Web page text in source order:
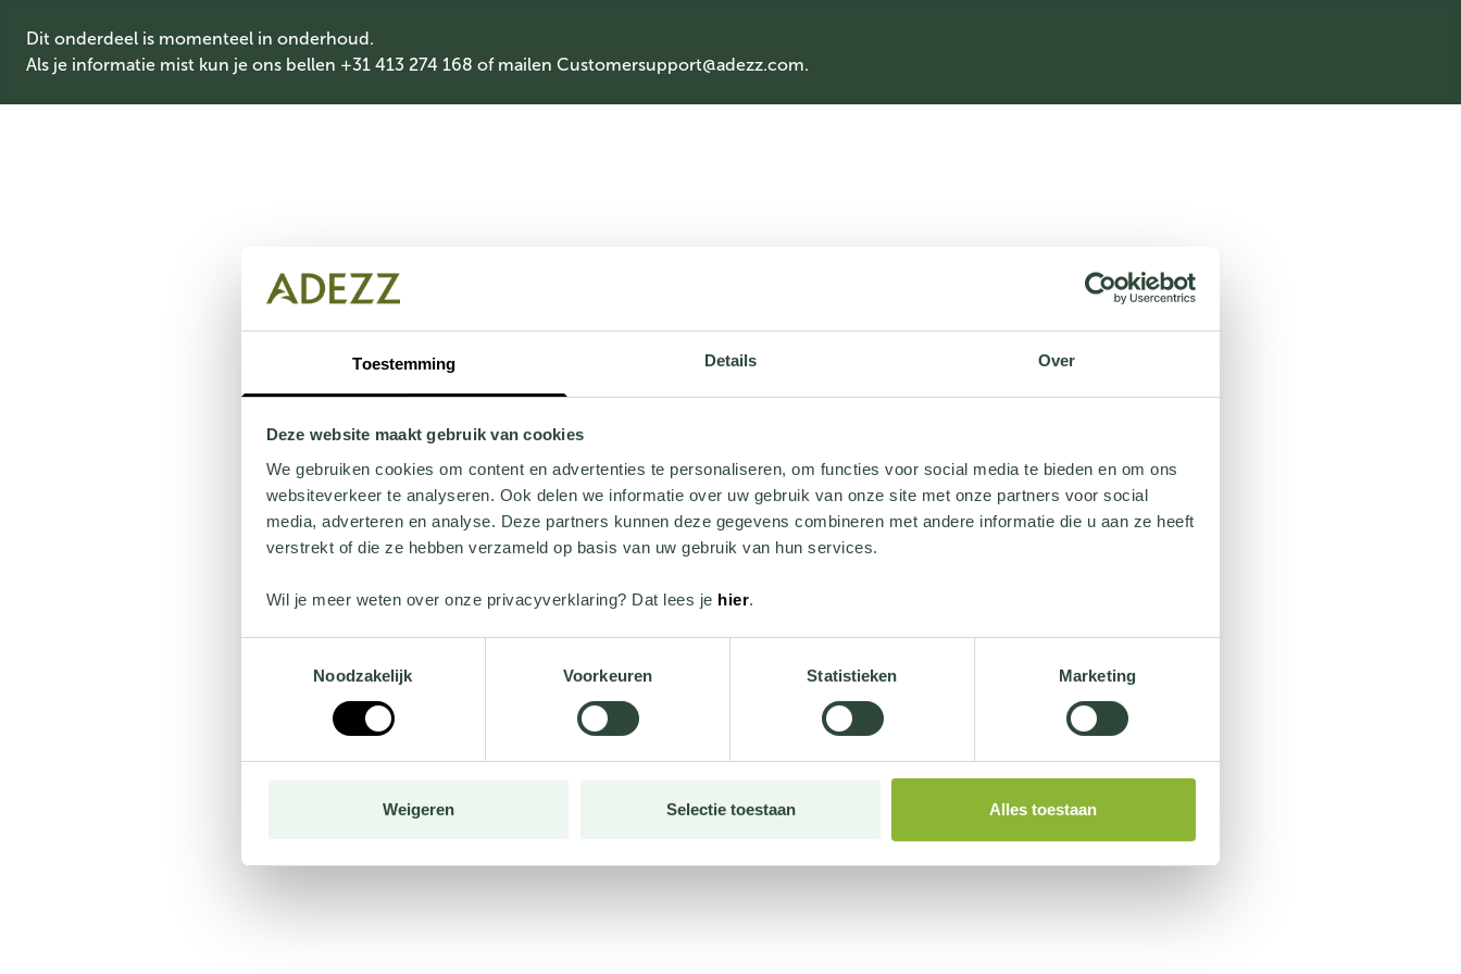
Toestemming Details Over
Deze website maakt gebruik van cookies
We gebruiken cookies om content en advertenties te personaliseren, om functies voor social media te bieden en om ons
websiteverkeer te analyseren. Ook delen we informatie over uw gebruik van onze site met onze partners voor social
media, adverteren en analyse. Deze partners kunnen deze gegevens combineren met andere informatie die u aan ze heeft
verstrekt of die ze hebben verzameld op basis van uw gebruik van hun services.
Wil je meer weten over onze privacyverklaring? Dat lees je hier.
Noodzakelijk
Voorkeuren Statistieken Marketing
Weigeren Selectie toestaan Alles toestaan
Dit onderdeel is momenteel in onderhoud.
Als je informatie mist kun je ons bellen +31 413 274 168 of mailen Customersupport@adezz.com.